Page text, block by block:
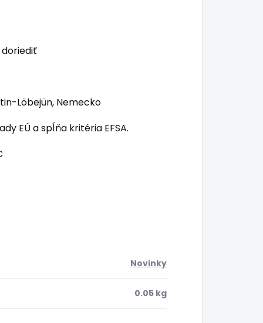
Löbejün, Nemecko
EÚ a spĺňa kritéria EFSA.
Novinky
0.05 kg